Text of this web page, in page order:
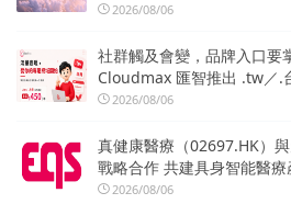
2026/08/06
社群觸及會變，品牌入口要
Cloudmax 匯智推出 .tw／.
2026/08/06
真健康醫療（02697.HK）
戰略合作 共建具身智能醫
2026/08/06